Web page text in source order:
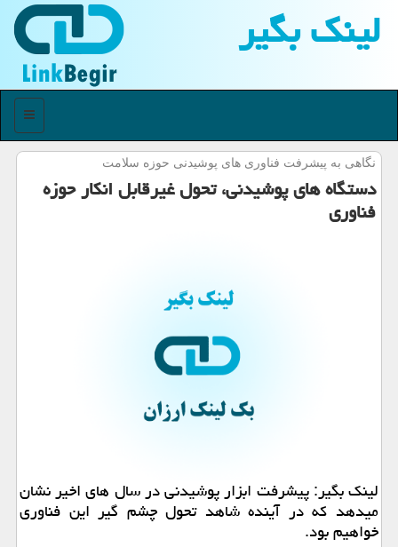
لینك بگیر
منو
نگاهی به پیشرفت فناوری های پوشیدنی حوزه سلامت
دستگاه های پوشیدنی، تحول غیرقابل انكار حوزه
فناوری
لینك بگیر: پیشرفت ابزار پوشیدنی در سال های اخیر نشان
میدهد كه در آینده شاهد تحول چشم گیر این فناوری
خواهیم بود.